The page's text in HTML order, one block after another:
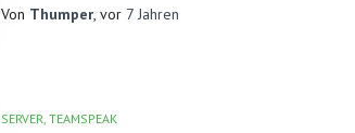
Von Thumper , vor 7 Jahren
SERVER TEAMSPEAK